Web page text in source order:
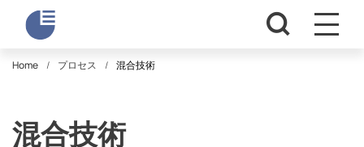
Home プロセス 混合技術
混合技術